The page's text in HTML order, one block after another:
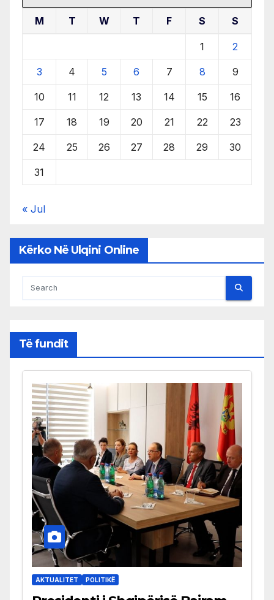
M T W T F S S
1 2
3 4 5 6 7 8 9
10 11 12 13 14 15 16
17 18 19 20 21 22 23
24 25 26 27 28 29 30
31
« Jul
Kërko Në Ulqini Online
Të fundit
AKTUALITET POLITIKË